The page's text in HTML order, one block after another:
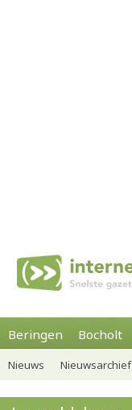
Beringen Bocholt
Nieuws Nieuwsarchief